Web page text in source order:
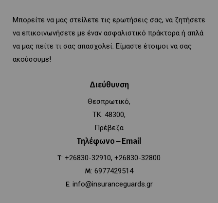
Μπορείτε να μας στείλετε τις ερωτήσεις σας, να ζητήσετε
να επικοινωνήσετε με έναν ασφαλιστικό πράκτορα ή απλά
να μας πείτε τι σας απασχολεί. Είμαστε έτοιμοι να σας
ακούσουμε!
Διεύθυνση
Θεσπρωτικό,
ΤΚ. 48300,
Πρέβεζα
Τηλέφωνο – Email
T: +26830-32910, +26830-32800
Μ: 6977429514
E: info@insuranceguards.gr